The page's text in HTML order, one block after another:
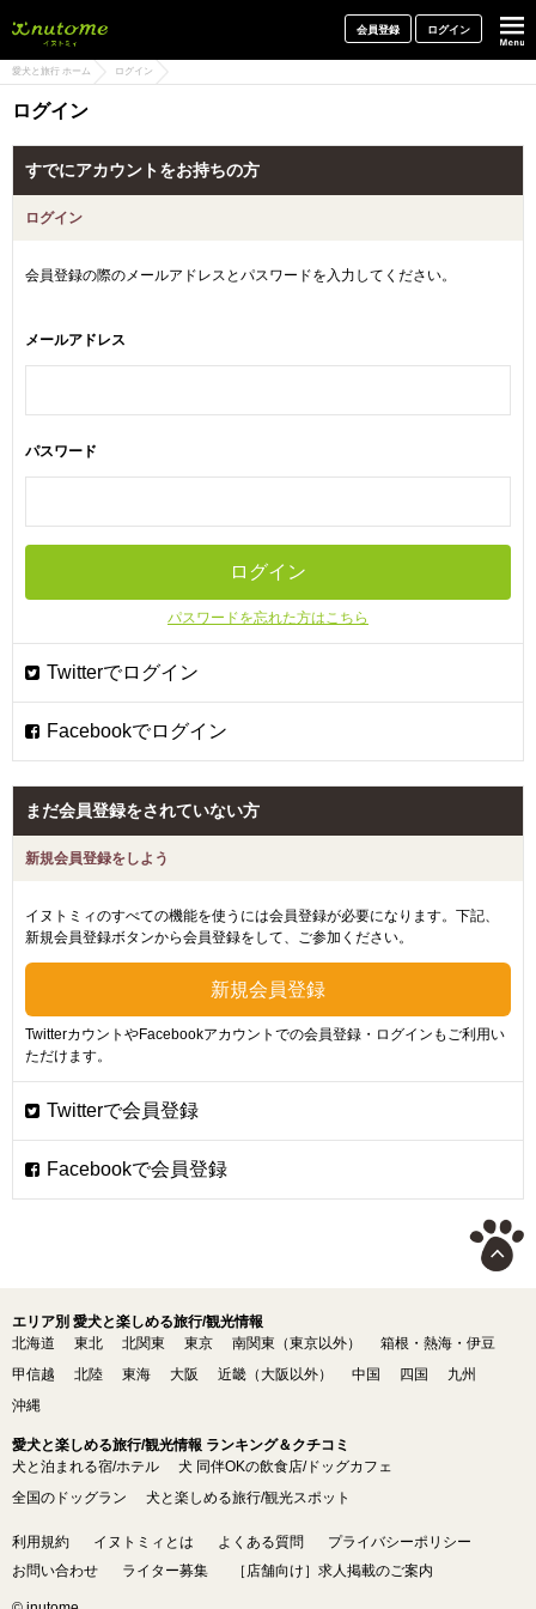
会員登録 ログイン
愛犬と旅行 ホーム ログイン
ログイン
すでにアカウントをお持ちの方
ログイン
会員登録の際のメールアドレスとパスワードを入力してください。
メールアドレス
パスワード
パスワードを忘れた方はこちら
まだ会員登録をされていない方
新規会員登録をしよう
イヌトミィのすべての機能を使うには会員登録が必要になります。下記、
新規会員登録ボタンから会員登録をして、ご参加ください。
TwitterカウントやFacebookアカウントでの会員登録・ログインもご利用い
ただけます。
エリア別 愛犬と楽しめる旅行/観光情報
北海道
東北 北関東 東京 南関東（東京以外）
箱根・熱海・伊豆
甲信越
北陸 東海 大阪 近畿（大阪以外） 中国 四国
九州
沖縄
愛犬と楽しめる旅行/観光情報 ランキング＆クチコミ
犬と泊まれる宿/ホテル
犬 同伴OKの飲食店/ドッグカフェ
全国のドッグラン
犬と楽しめる旅行/観光スポット
利用規約 イヌトミィとは よくある質問
プライバシーポリシー
お問い合わせ
ライター募集 ［店舗向け］求人掲載のご案内